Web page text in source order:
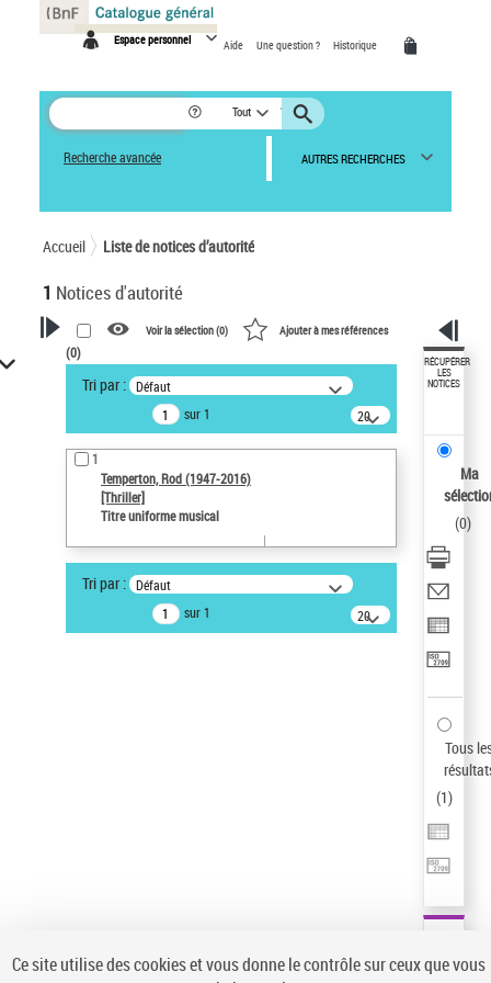
Espace personnel Aide Une question ? Historique
Tout
Recherche avancée AUTRES RECHERCHES
Accueil Liste de notices d’autorité
1 Notices d'autorité
VOTRE RECHERCHE
Recherche avancée dans les
notices d’autorité
Œuvres liées à l'auteur :
Temperton, Rod (1947-2016)
Auteur d’œuvre
Statut de la notice d’autorité
Notice élémentaire
Pays
Pays
Voir la sélection (0) Ajouter à mes références
(0)
Tri par : Défaut
sur 1
20
résultats/page
1
Temperton, Rod (1947-2016)
[Thriller]
Titre uniforme musical
Tri par : Défaut
sur 1
20
résultats/page
RÉCUPÉRER
LES
NOTICES
Ma
(0)
Tous
(1)
Panneau de gestion des cookies
Ce site utilise des cookies et vous donne le contrôle sur ceux que vous